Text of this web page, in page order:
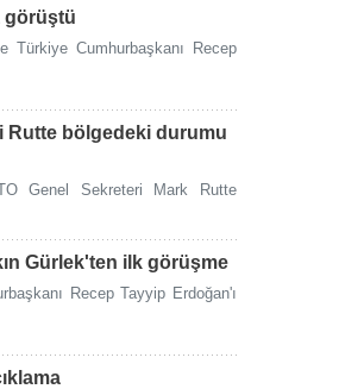
görüştü
Türkiye Cumhurbaşkanı Recep
Rutte bölgedeki durumu
Genel Sekreteri Mark Rutte
Gürlek'ten ilk görüşme
Recep Tayyip Erdoğan'ı